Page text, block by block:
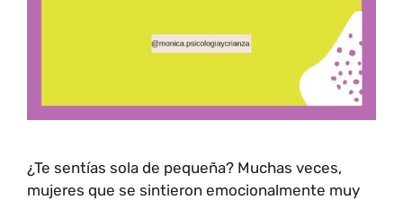
¿Te sentías sola de pequeña? Muchas veces,
mujeres que se sintieron emocionalmente muy